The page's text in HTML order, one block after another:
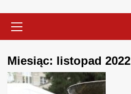
Menu
Miesiąc: listopad 2022